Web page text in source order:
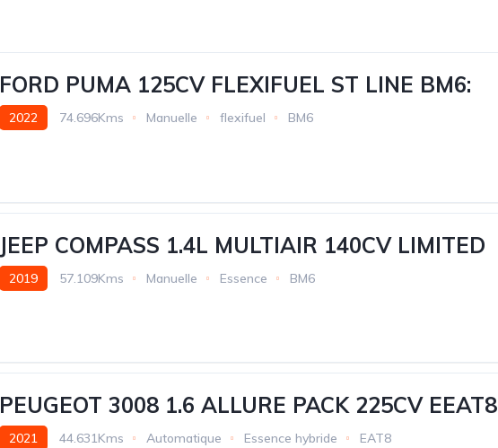
FORD PUMA 125CV FLEXIFUEL ST LINE BM6:
2022 74.696Kms Manuelle flexifuel BM6
JEEP COMPASS 1.4L MULTIAIR 140CV LIMITED
2019 57.109Kms Manuelle Essence BM6
PEUGEOT 3008 1.6 ALLURE PACK 225CV EEAT8
2021 44.631Kms Automatique Essence hybride EAT8